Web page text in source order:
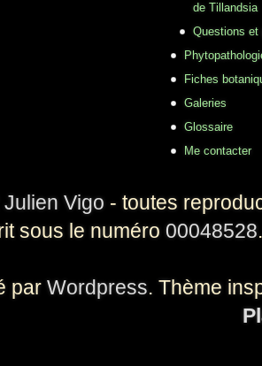
de Tillandsia
Questions et
Fiches
Galeries
Glossaire
Me contacter
Vigo - toutes
sous le numéro 00048528
par Wordpress. Thème